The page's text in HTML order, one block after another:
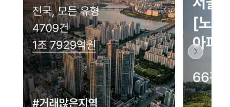
네이버 지도 연결 안내
현재 네이버 지도 연결이 원활하지 않아 지도를 불러올 수 없습니다.
이용에 불편을 드려 죄송합니다.
다시 시도